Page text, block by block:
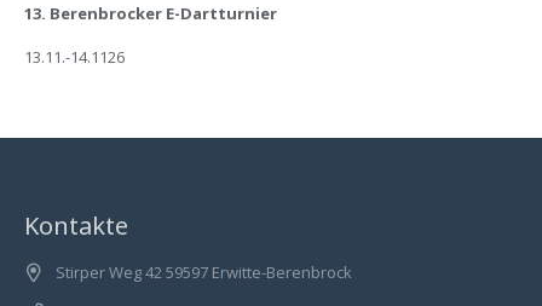
13. Berenbrocker E-Dartturnier
13.11.-14.1126
Kontakte
Stirper Weg 42 59597 Erwitte-Berenbrock